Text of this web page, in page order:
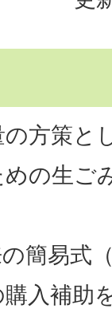
方策と
の生ご
簡易式
入補助